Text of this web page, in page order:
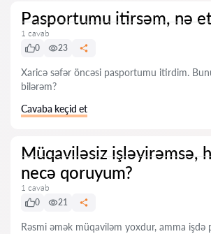
Pasportumu itirsəm, nə
1 cavab
0
23
Xaricə səfər öncəsi pasportumu itirdim.
bilərəm?
Cavaba keçid et
Müqaviləsiz işləyirəmsə,
necə qoruyum?
1 cavab
0
21
Rəsmi əmək müqaviləm yoxdur, amma işdə